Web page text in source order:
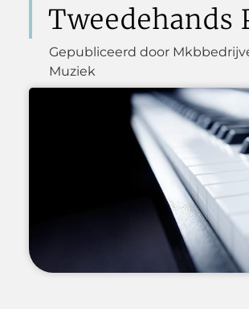
Tweedehands
Gepubliceerd door
Muziek